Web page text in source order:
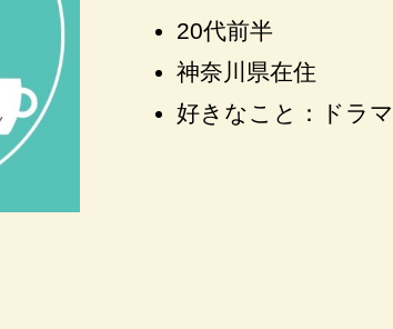
20代前半
神奈川県在住
好きなこと：ドラ